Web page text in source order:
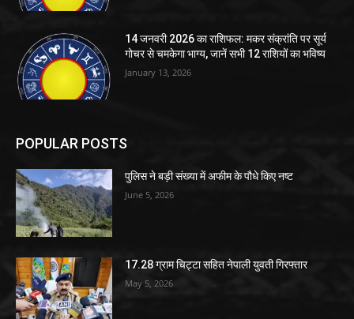
14 जनवरी 2026 का राशिफल: मकर संक्रांति पर सूर्य
गोचर से चमकेगा भाग्य, जानें सभी 12 राशियों का भविष्य
January 13, 2026
POPULAR POSTS
पुलिस ने बड़ी संख्या में अफीम के पौधे किए नष्ट
June 5, 2026
17.28 ग्राम चिट्टा सहित नेपाली युवती गिरफ्तार
May 5, 2026